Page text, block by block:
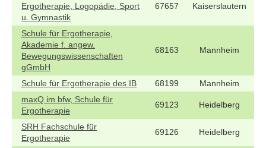
Ergotherapie, Logopädie, Sport
u. Gymnastik
67657 Kaiserslautern
Schule für Ergotherapie,
Akademie f. angew.
Bewegungswissenschaften
gGmbH
68163 Mannheim
Schule für Ergotherapie des IB 68199
Mannheim
maxQ im bfw, Schule für
Ergotherapie
69123 Heidelberg
SRH Fachschule für
Ergotherapie
69126 Heidelberg